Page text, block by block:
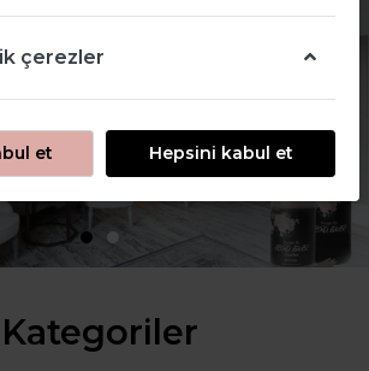
Kategoriler
çerezler
et Hepsini kabul et